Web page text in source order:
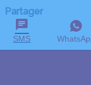
Partager
SMS